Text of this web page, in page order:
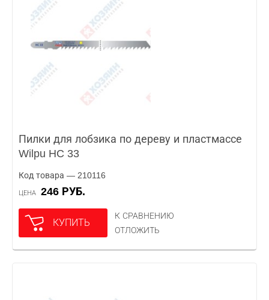
Пилки для лобзика по дереву и пластмассе
Wilpu HC 33
Код товара — 210116
ЦЕНА 246 РУБ.
КУПИТЬ
К СРАВНЕНИЮ
ОТЛОЖИТЬ